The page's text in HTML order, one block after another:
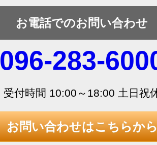
お電話でのお問い合わせ
096-283-
受付時間 10:00～18:00 土日祝
お問い合わせはこちらか